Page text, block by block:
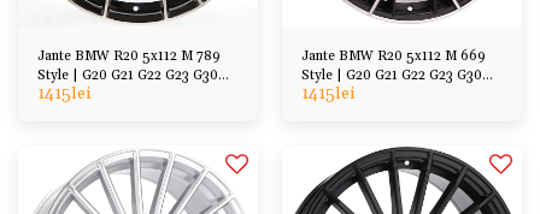
Jante BMW R20 5x112 M 789
Style | G20 G21 G22 G23 G30
G31 G11 G12
1415lei
Jante BMW R20 5x112 M 669
Style | G20 G21 G22 G23 G30
G31 G11 G12
1415lei